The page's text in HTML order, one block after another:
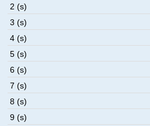
2 (s)
3 (s)
4 (s)
5 (s)
6 (s)
7 (s)
8 (s)
9 (s)